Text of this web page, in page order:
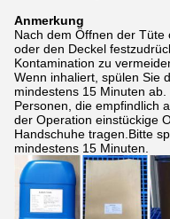
Anmerkung
Nach dem Öffnen der
oder den Deckel
Kontamination zu
Wenn inhaliert, spülen Sie
mindestens 15 Minuten ab.
Personen, die empfindlich
der Operation einstückige
Handschuhe tragen.Bitte
mindestens 15 Minuten.